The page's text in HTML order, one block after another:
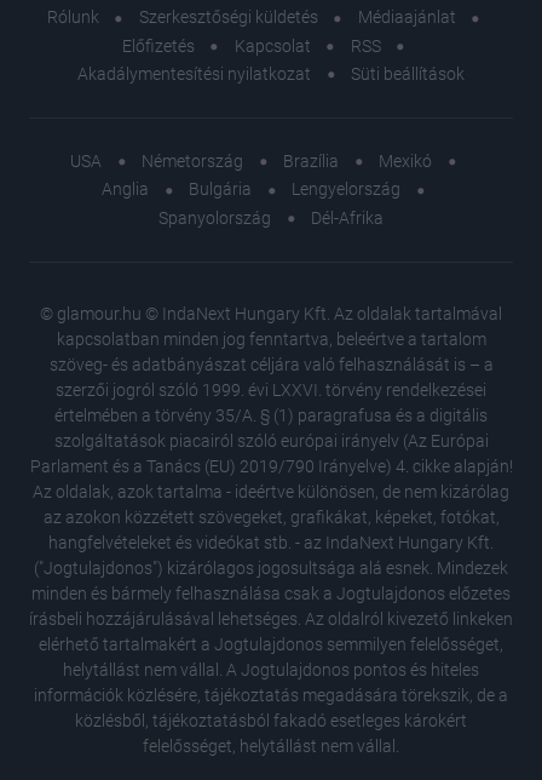
a
Rólunk
Szerkesztőségi küldetés
Médiaajánlat
Előfizetés
Kapcsolat
RSS
Akadálymentesítési nyilatkozat
Süti beállítások
USA Németország Brazília
Mexikó
Anglia
Bulgária
Lengyelország
Spanyolország
Dél-Afrika
© glamour.hu © IndaNext Hungary Kft. Az oldalak tartalmával
kapcsolatban minden jog fenntartva, beleértve a tartalom
szöveg- és adatbányászat céljára való felhasználását is – a
szerzői jogról szóló 1999. évi LXXVI. törvény rendelkezései
értelmében a törvény 35/A. § (1) paragrafusa és a digitális
szolgáltatások piacairól szóló európai irányelv (Az Európai
Parlament és a Tanács (EU) 2019/790 Irányelve) 4. cikke alapján!
Az oldalak, azok tartalma - ideértve különösen, de nem kizárólag
az azokon közzétett szövegeket, grafikákat, képeket, fotókat,
hangfelvételeket és videókat stb. - az IndaNext Hungary Kft.
("Jogtulajdonos") kizárólagos jogosultsága alá esnek. Mindezek
minden és bármely felhasználása csak a Jogtulajdonos előzetes
írásbeli hozzájárulásával lehetséges. Az oldalról kivezető linkeken
elérhető tartalmakért a Jogtulajdonos semmilyen felelősséget,
helytállást nem vállal. A Jogtulajdonos pontos és hiteles
információk közlésére, tájékoztatás megadására törekszik, de a
közlésből, tájékoztatásból fakadó esetleges károkért
felelősséget, helytállást nem vállal.